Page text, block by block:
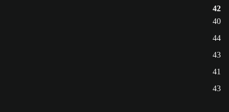
42
40
44
43
41
43